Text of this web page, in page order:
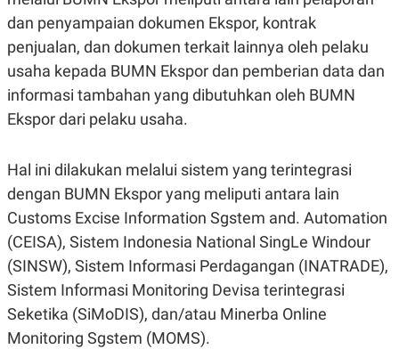
dan penyampaian dokumen Ekspor, kontrak
penjualan, dan dokumen terkait lainnya oleh pelaku
usaha kepada BUMN Ekspor dan pemberian data dan
informasi tambahan yang dibutuhkan oleh BUMN
Ekspor dari pelaku usaha.
Hal ini dilakukan melalui sistem yang terintegrasi
dengan BUMN Ekspor yang meliputi antara lain
Customs Excise Information Sgstem and. Automation
(CEISA), Sistem Indonesia National SingLe Windour
(SINSW), Sistem Informasi Perdagangan (INATRADE),
Sistem Informasi Monitoring Devisa terintegrasi
Seketika (SiMoDIS), dan/atau Minerba Online
Monitoring Sgstem (MOMS).